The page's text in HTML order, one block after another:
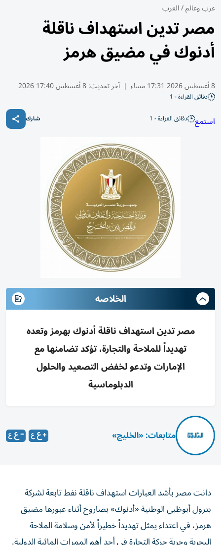
عرب وعالم/العرب
مصر تدين استهداف ناقلة
أدنوك في مضيق هرمز
8 أغسطس 2026 17:31 مساء | آخر تحديث:8 أغسطس 17:40 2026
دقائق القراءة - 1
استمع دقائق القراءة - 1 شارك
الخلاصه
مصر تدين استهداف ناقلة أدنوك بهرمز وتعده
تهديداً للملاحة والتجارة، تؤكد تضامنها مع
الإمارات وتدعو لخفض التصعيد والحلول
الدبلوماسية
متابعات: «الخليج»
دانت مصر بأشد العبارات استهداف ناقلة نفط تابعة لشركة
بترول أبوظبي الوطنية «أدنوك» بصاروخ أثناء عبورها مضيق
هرمز، في اعتداء يمثل تهديداً خطيراً لأمن وسلامة الملاحة
البحرية وحرية حركة التجارة في أحد أهم الممرات المائية الدولية.